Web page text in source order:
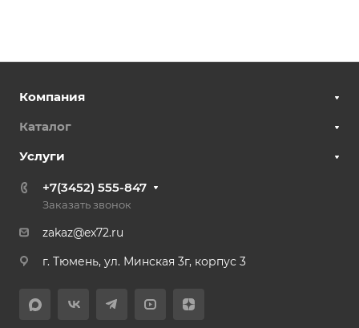
Компания
Каталог
Услуги
+7(3452) 555-847
Заказать звонок
zakaz@ex72.ru
г. Тюмень, ул. Минская 3г, корпус 3